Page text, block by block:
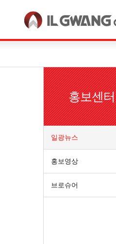
한국어 English
홍보센터
일광뉴스
홍보영상
브로슈어